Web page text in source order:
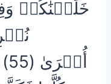
خَلَقۡنَٰكُمۡ